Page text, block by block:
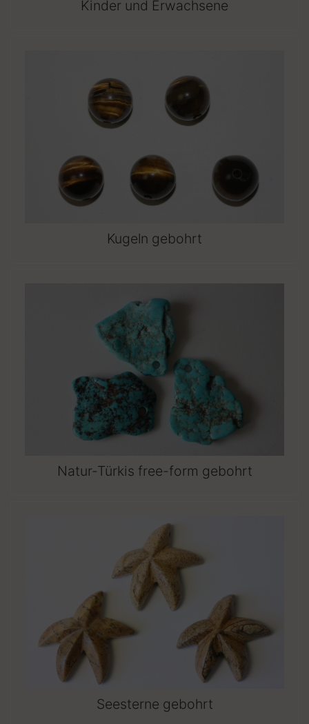
Kinder und Erwachsene
Kugeln gebohrt
Natur-Türkis free-form gebohrt
Seesterne gebohrt